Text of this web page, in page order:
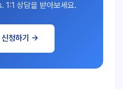
1:1 상담을 받아보세요.
신청하기 →